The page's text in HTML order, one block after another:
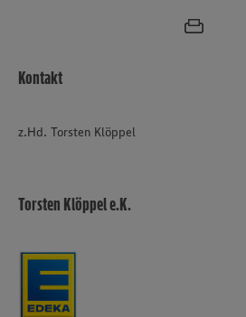
Kontakt
z.Hd. Torsten Klöppel
Torsten Klöppel e.K.